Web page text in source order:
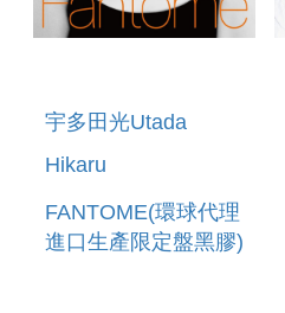
宇多田光Utada
Hikaru
FANTOME(環球代理
進口生產限定盤黑膠)